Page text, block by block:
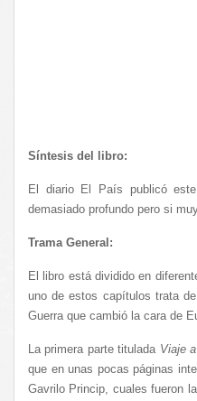
Síntesis del libro:
El diario El País publicó
demasiado profundo pero si
Trama General:
El libro está dividido en
uno de estos capítulos trata
Guerra que cambió la cara de
La primera parte titulada Viaje
que en unas pocas páginas
Gavrilo Princip, cuales fueron